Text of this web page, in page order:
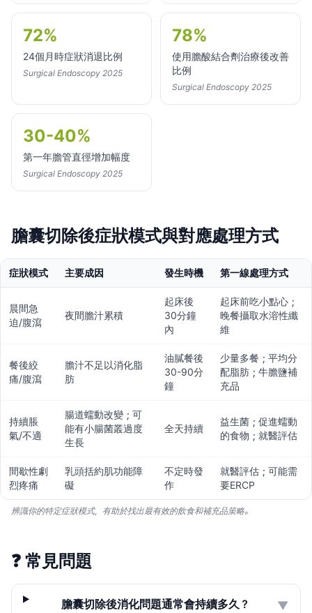
72%
24個月時症狀消退比例
Surgical Endoscopy 2025
78%
使用膽酸結合劑治療後改善
比例
Surgical Endoscopy 2025
30-40%
第一年膽管直徑增加幅度
Surgical Endoscopy 2025
膽囊切除後症狀模式與對應處理方式
症狀模式 主要成因 發生時機 第一線處理方式
晨間急
迫/腹瀉
夜間膽汁累積
起床後
30分鐘
內
起床前吃小點心；
晚餐攝取水溶性纖
維
餐後絞
痛/腹瀉
膽汁不足以消化脂
肪
油膩餐後
30-90分
鐘
少量多餐；平均分
配脂肪；牛膽鹽補
充品
持續脹
氣/不適
腸道蠕動改變；可
能有小腸菌叢過度
生長
全天持續
益生菌；促進蠕動
的食物；就醫評估
間歇性劇
烈疼痛
乳頭括約肌功能障
礙
不定時發
作
就醫評估；可能需
要ERCP
辨識你的特定症狀模式，有助於找出最有效的飲食和補充品策略。
❓ 常見問題
膽囊切除後消化問題通常會持續多久？ ▼